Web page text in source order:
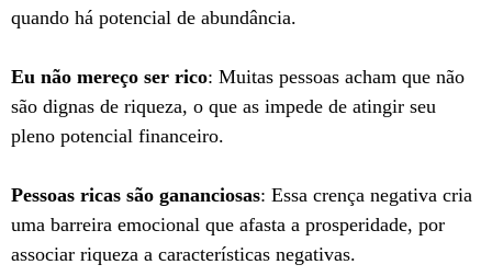
quando há potencial de abundância.
Eu não mereço ser rico: Muitas pessoas acham que não
são dignas de riqueza, o que as impede de atingir seu
pleno potencial financeiro.
Pessoas ricas são gananciosas: Essa crença negativa cria
uma barreira emocional que afasta a prosperidade, por
associar riqueza a características negativas.